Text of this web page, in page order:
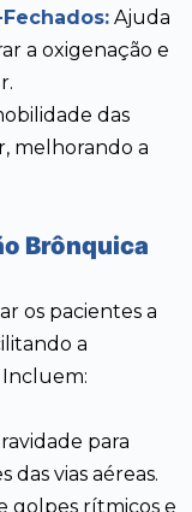
Ajuda
a oxigenação e
das
melhorando a
Brônquica
os pacientes a
a
Incluem:
para
vias aéreas.
golpes rítmicos e